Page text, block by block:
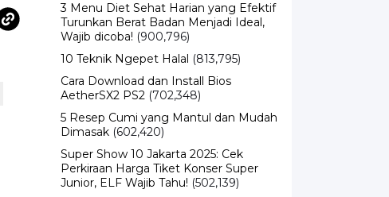
3 Menu Diet Sehat Harian yang Efektif
Turunkan Berat Badan Menjadi Ideal,
Wajib dicoba! (900,796)
10 Teknik Ngepet Halal (813,795)
Cara Download dan Install Bios
AetherSX2 PS2 (702,348)
5 Resep Cumi yang Mantul dan Mudah
Dimasak (602,420)
Super Show 10 Jakarta 2025: Cek
Perkiraan Harga Tiket Konser Super
Junior, ELF Wajib Tahu! (502,139)